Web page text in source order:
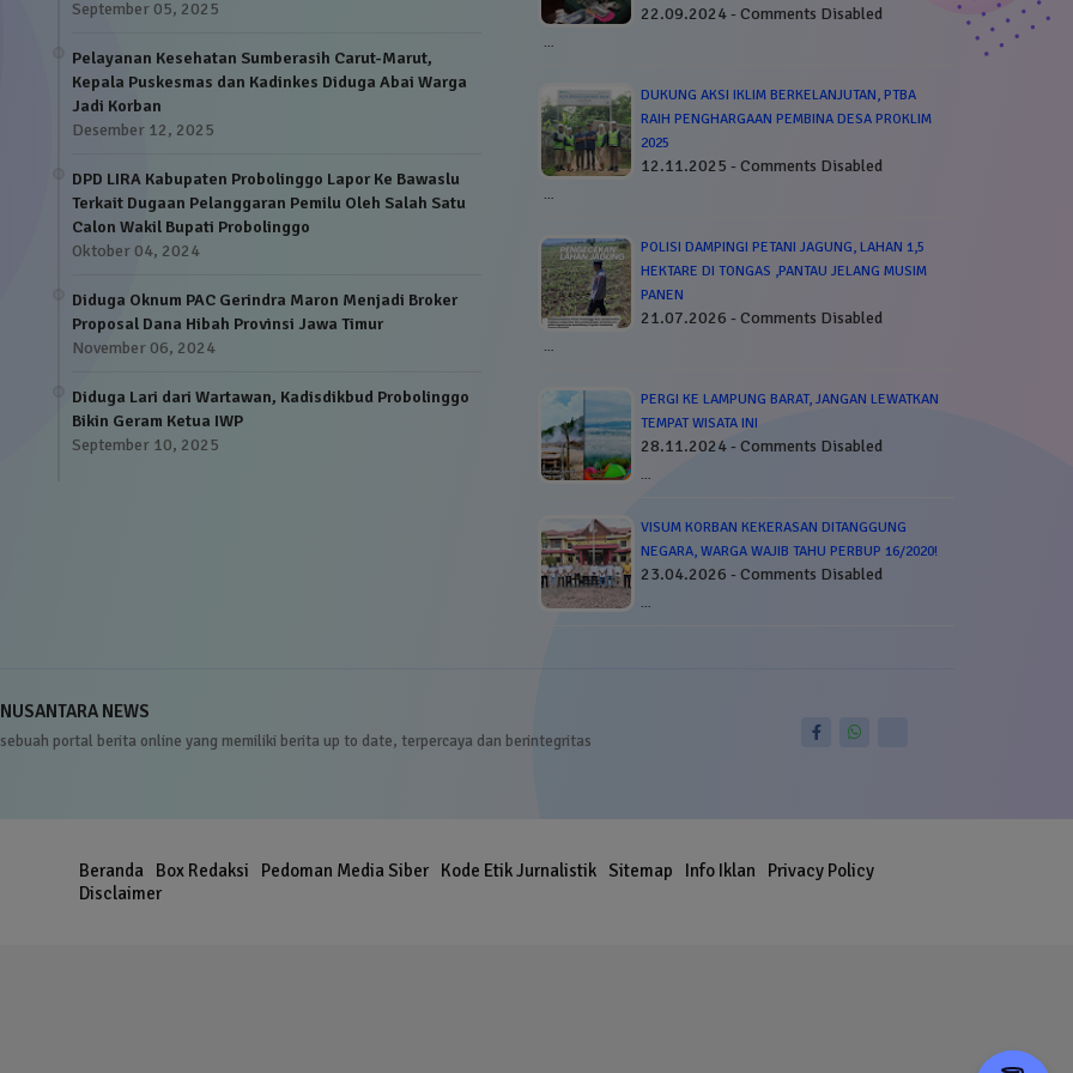
September 05, 2025
Pelayanan Kesehatan Sumberasih Carut-Marut,
Kepala Puskesmas dan Kadinkes Diduga Abai Warga
Jadi Korban
Desember 12, 2025
DPD LIRA Kabupaten Probolinggo Lapor Ke Bawaslu
Terkait Dugaan Pelanggaran Pemilu Oleh Salah Satu
Calon Wakil Bupati Probolinggo
Oktober 04, 2024
Diduga Oknum PAC Gerindra Maron Menjadi Broker
Proposal Dana Hibah Provinsi Jawa Timur
November 06, 2024
Diduga Lari dari Wartawan, Kadisdikbud Probolinggo
Bikin Geram Ketua IWP
September 10, 2025
22.09.2024 - Comments Disabled
…
DUKUNG AKSI IKLIM BERKELANJUTAN, PTBA
RAIH PENGHARGAAN PEMBINA DESA PROKLIM
2025
12.11.2025 - Comments Disabled
…
POLISI DAMPINGI PETANI JAGUNG, LAHAN 1,5
HEKTARE DI TONGAS ,PANTAU JELANG MUSIM
PANEN
21.07.2026 - Comments Disabled
…
PERGI KE LAMPUNG BARAT, JANGAN LEWATKAN
TEMPAT WISATA INI
28.11.2024 - Comments Disabled
…
VISUM KORBAN KEKERASAN DITANGGUNG
NEGARA, WARGA WAJIB TAHU PERBUP 16/2020!
23.04.2026 - Comments Disabled
…
NUSANTARA NEWS
sebuah portal berita online yang memiliki berita up to date, terpercaya dan berintegritas
Beranda Box Redaksi Pedoman Media Siber Kode Etik Jurnalistik Sitemap Info Iklan
Privacy Policy
Disclaimer